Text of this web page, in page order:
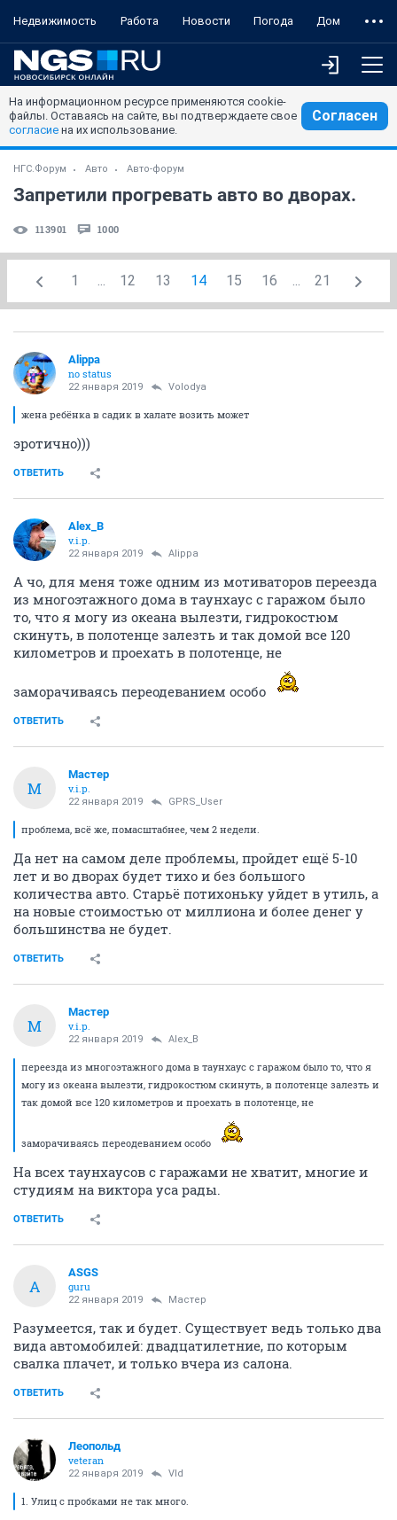
Недвижимость Работа Новости Погода Дом
На информационном ресурсе применяются cookie-
файлы. Оставаясь на сайте, вы подтверждаете свое
согласие на их использование.
Согласен
НГС.Форум Авто Авто-форум
Запретили прогревать авто во дворах.
113901 1000
1 ... 12 13 14 15 16 ... 21
Alippa
no status
22 января 2019 Volodya
жена ребёнка в садик в халате возить может
эротично)))
ОТВЕТИТЬ
Alex_B
v.i.p.
22 января 2019 Alippa
А чо, для меня тоже одним из мотиваторов переезда
из многоэтажного дома в таунхаус с гаражом было
то, что я могу из океана вылезти, гидрокостюм
скинуть, в полотенце залезть и так домой все 120
километров и проехать в полотенце, не
заморачиваясь переодеванием особо
ОТВЕТИТЬ
М
Мастер
v.i.p.
22 января 2019 GPRS_User
проблема, всё же, помасштабнее, чем 2 недели.
Да нет на самом деле проблемы, пройдет ещё 5-10
лет и во дворах будет тихо и без большого
количества авто. Старьё потихоньку уйдет в утиль, а
на новые стоимостью от миллиона и более денег у
большинства не будет.
ОТВЕТИТЬ
М
Мастер
v.i.p.
22 января 2019 Alex_B
переезда из многоэтажного дома в таунхаус с гаражом было то, что я
могу из океана вылезти, гидрокостюм скинуть, в полотенце залезть и
так домой все 120 километров и проехать в полотенце, не
заморачиваясь переодеванием особо
На всех таунхаусов с гаражами не хватит, многие и
студиям на виктора уса рады.
ОТВЕТИТЬ
A
ASGS
guru
22 января 2019 Мастер
Разумеется, так и будет. Существует ведь только два
вида автомобилей: двадцатилетние, по которым
свалка плачет, и только вчера из салона.
ОТВЕТИТЬ
Леопольд
veteran
22 января 2019 Vld
1. Улиц с пробками не так много.